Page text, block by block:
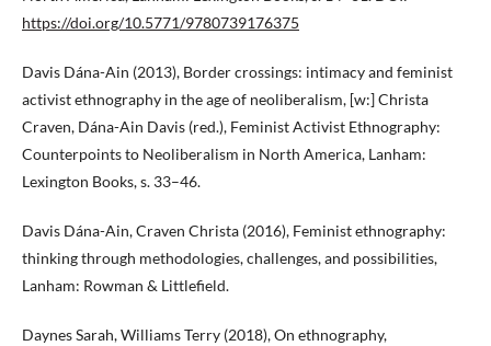
https://doi.org/10.5771/9780739176375
Davis Dána-Ain (2013), Border crossings: intimacy and feminist
activist ethnography in the age of neoliberalism, [w:] Christa
Craven, Dána-Ain Davis (red.), Feminist Activist Ethnography:
Counterpoints to Neoliberalism in North America, Lanham:
Lexington Books, s. 33–46.
Davis Dána-Ain, Craven Christa (2016), Feminist ethnography:
thinking through methodologies, challenges, and possibilities,
Lanham: Rowman & Littlefield.
Daynes Sarah, Williams Terry (2018), On ethnography,